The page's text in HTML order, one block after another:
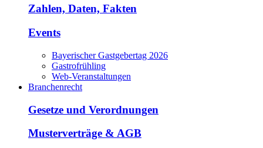
Zahlen, Daten, Fakten
Events
Bayerischer Gastgebertag 2026
Gastrofrühling
Web-Veranstaltungen
Branchenrecht
Gesetze und Verordnungen
Musterverträge & AGB